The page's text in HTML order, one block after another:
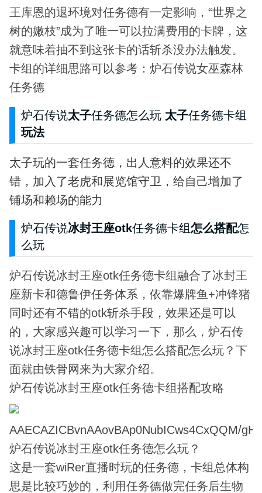
王库恩的退环境对任务德有一定影响，“世界之
树的嫩枝”成为了唯一可以拉满费用的卡牌，这
就意味着抽不到这张卡的话斩杀没办法触发。
卡组的详细思路可以参考：炉石传说女巫森林
任务德
炉石传说太子任务德怎么玩太子任务德卡组
玩法
太子玩的一套任务德，出人意料的效果还不
错，加入了老虎和展览馆守卫，给自己增加了
铺场和赖场的能力
炉石传说冰封王座otk任务德卡组怎么搭配怎
么玩
炉石传说冰封王座otk任务德卡组融合了冰封王
座新卡和德鲁伊任务体系，依靠爆牌鱼+冲锋猪
同时还有不错的otk斩杀手段，效果还是可以
的，大家感兴趣可以学习一下，那么，炉石传
说冰封王座otk任务德卡组怎么搭配怎么玩？下
面就由铁骨网来为大家介绍。
炉石传说冰封王座otk任务德卡组搭配攻略
AAECAZICBvnAAovBAp0NubICws4CxQQM/
炉石传说冰封王座otk任务德怎么玩？
这是一套wiRer直播时玩的任务德，卡组总体构
思是比较巧妙的，利用任务德做完任务后生物